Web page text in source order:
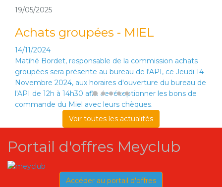
19/05/2025
Achats groupées - MIEL
14/11/2024
Matihé Bordet, responsable de la commission achats
groupées sera présente au bureau de l'API, ce Jeudi 14
Novembre 2024, aux horaires d'ouverture du bureau de
l'API de 12h à 14h30 afin de réceptionner les bons de
commande du Miel avec leurs chèques.
Voir toutes les actualités
Portail d'offres Meyclub
Accéder au portail d'offres